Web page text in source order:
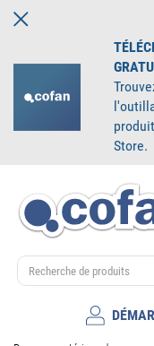
Store.